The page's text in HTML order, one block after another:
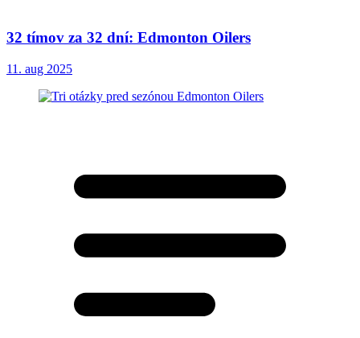
32 tímov za 32 dní: Edmonton Oilers
11. aug 2025